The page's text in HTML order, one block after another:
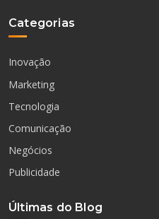
Categorias
Inovação
Marketing
Tecnologia
Comunicação
Negócios
Publicidade
Últimas do Blog